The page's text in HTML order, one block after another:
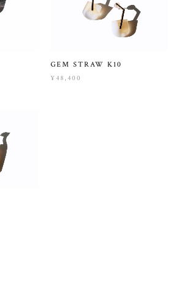
GEM STRAW K10
¥48,400